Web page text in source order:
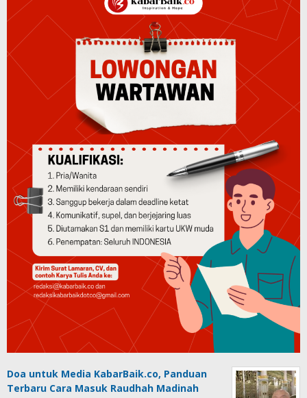
Doa untuk Media KabarBaik.co, Panduan
Terbaru Cara Masuk Raudhah Madinah